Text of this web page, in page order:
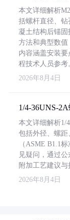
本文详细解析
括螺杆直径、
凝土结构后锚固
方法和典型数值
内容涵盖安装
程技术人员参考
2026年8月4日
1/4-36UNS-
本文详细解析1/
包括外径、螺
（ASME B1.1
见疑问，通过
附加工艺建议与
2026年8月4日